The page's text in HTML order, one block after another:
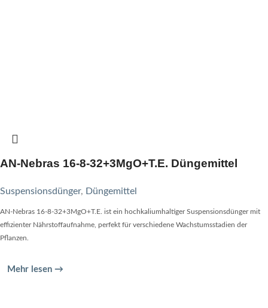
AN-Nebras 16-8-32+3MgO+T.E. Düngemittel
Suspensionsdünger, Düngemittel
AN-Nebras 16-8-32+3MgO+T.E. ist ein hochkaliumhaltiger Suspensionsdünger mit
effizienter Nährstoffaufnahme, perfekt für verschiedene Wachstumsstadien der
Pflanzen.
Mehr lesen →